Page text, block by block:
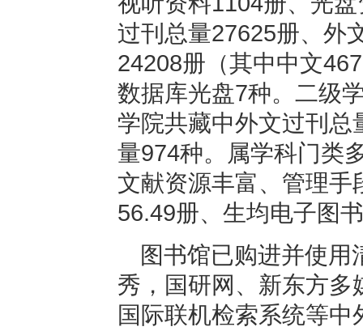
过刊总量27625册、外
24208册（其中中文
数据库光盘7种。二级
学院共藏中外文过刊
量974种。属学科门类
文献资源丰富、管理手
56.49册、生均电子图
图书馆已购进并使用
秀，国研网、新东方多
国际联机检索系统等